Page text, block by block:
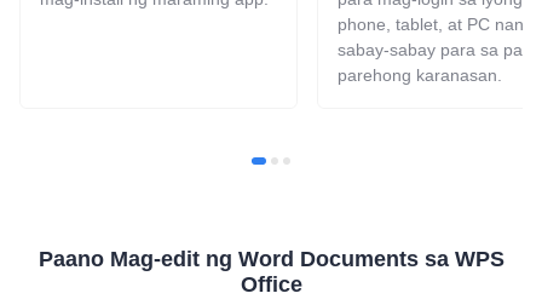
phone, tablet, at PC nang
sabay-sabay para sa
parehong karanasan.
Paano Mag-edit ng Word Documents sa WPS
Office